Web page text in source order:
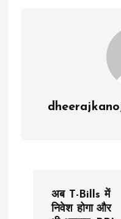
अब T-Bills में
निवेश होगा और